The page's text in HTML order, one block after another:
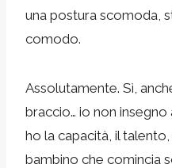
una postura scomoda,
comodo.
Assolutamente. Sì,
braccio… io non insegno
ho la capacità, il
bambino che comincia